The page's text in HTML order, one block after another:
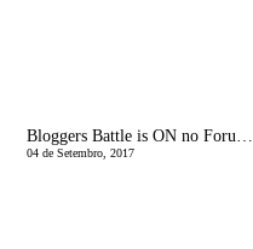
Bloggers Battle is ON no Forum Sintra!
04 de Setembro, 2017